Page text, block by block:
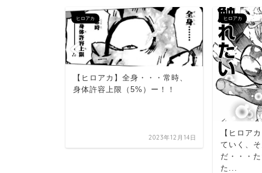
ヒロアカ
【ヒロアカ】全身・・・常時、
身体許容上限（5%）ー！！
2023年12月14日
ヒロアカ
【ヒロア
ていく、
だ・・・
た...